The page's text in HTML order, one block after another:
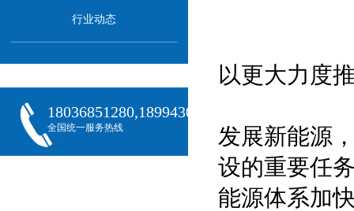
行业动态
18036851280,18994301288,18068407382
全国统一服务热线
以更大力度
发展新能源
设的重要任
能源体系加